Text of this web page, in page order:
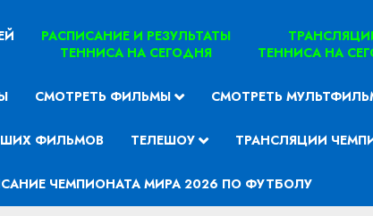
РАСПИСАНИЕ И РЕЗУЛЬТАТЫ
ТЕННИСА НА СЕГОДНЯ
ТЕННИСА НА
СМОТРЕТЬ ФИЛЬМЫ СМОТРЕТЬ
ФИЛЬМОВ ТЕЛЕШОУ ТРАНСЛЯЦИИ
ЧЕМПИОНАТА МИРА 2026 ПО ФУТБОЛУ